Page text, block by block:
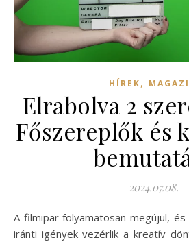
HÍREK,
Elrabolva 2
Főszereplők és
2024.07.08.
A filmipar folyamatosan megújul, és sokszor a folytatások
iránti igények vezérlik a kreatív